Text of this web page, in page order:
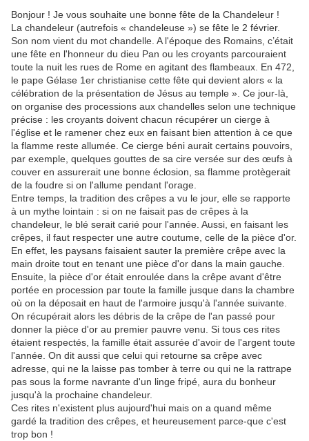
Bonjour ! Je vous souhaite une bonne fête de la Chandeleur !
La chandeleur (autrefois « chandeleuse ») se fête le 2 février.
Son nom vient du mot chandelle. A l'époque des Romains, c’était
une fête en l'honneur du dieu Pan ou les croyants parcouraient
toute la nuit les rues de Rome en agitant des flambeaux. En 472,
le pape Gélase 1er christianise cette fête qui devient alors « la
célébration de la présentation de Jésus au temple ». Ce jour-là,
on organise des processions aux chandelles selon une technique
précise : les croyants doivent chacun récupérer un cierge à
l'église et le ramener chez eux en faisant bien attention à ce que
la flamme reste allumée. Ce cierge béni aurait certains pouvoirs,
par exemple, quelques gouttes de sa cire versée sur des œufs à
couver en assurerait une bonne éclosion, sa flamme protègerait
de la foudre si on l'allume pendant l'orage.
Entre temps, la tradition des crêpes a vu le jour, elle se rapporte
à un mythe lointain : si on ne faisait pas de crêpes à la
chandeleur, le blé serait carié pour l'année. Aussi, en faisant les
crêpes, il faut respecter une autre coutume, celle de la pièce d'or.
En effet, les paysans faisaient sauter la première crêpe avec la
main droite tout en tenant une pièce d'or dans la main gauche.
Ensuite, la pièce d'or était enroulée dans la crêpe avant d'être
portée en procession par toute la famille jusque dans la chambre
où on la déposait en haut de l'armoire jusqu'à l'année suivante.
On récupérait alors les débris de la crêpe de l'an passé pour
donner la pièce d'or au premier pauvre venu. Si tous ces rites
étaient respectés, la famille était assurée d'avoir de l'argent toute
l'année. On dit aussi que celui qui retourne sa crêpe avec
adresse, qui ne la laisse pas tomber à terre ou qui ne la rattrape
pas sous la forme navrante d'un linge fripé, aura du bonheur
jusqu'à la prochaine chandeleur.
Ces rites n'existent plus aujourd'hui mais on a quand même
gardé la tradition des crêpes, et heureusement parce-que c'est
trop bon !